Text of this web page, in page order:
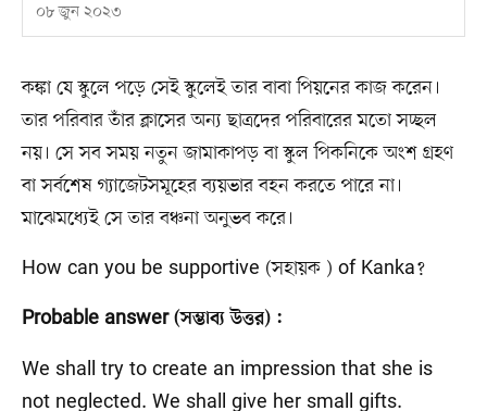
০৮ জুন ২০২৩
কঙ্কা যে স্কুলে পড়ে সেই স্কুলেই তার বাবা পিয়নের কাজ করেন।
তার পরিবার তাঁর ক্লাসের অন্য ছাত্রদের পরিবারের মতো সচ্ছল
নয়। সে সব সময় নতুন জামাকাপড় বা স্কুল পিকনিকে অংশ গ্রহণ
বা সর্বশেষ গ্যাজেটসমূহের ব্যয়ভার বহন করতে পারে না।
মাঝেমধ্যেই সে তার বঞ্চনা অনুভব করে।
How can you be supportive (সহায়ক ) of Kanka?
Probable answer (সম্ভাব্য উত্তর) :
We shall try to create an impression that she is
not neglected. We shall give her small gifts.